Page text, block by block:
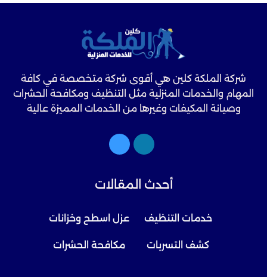
شركة الملكة كلين هي أقوى شركة متخصصة في كافة
المهام والخدمات المنزلية مثل التنظيف ومكافحة الحشرات
وصيانة المكيفات وغيرها من الخدمات المميزة عالية
أحدث المقالات
خدمات التنظيف عزل اسطح وخزانات
كشف التسربات مكافحة الحشرات